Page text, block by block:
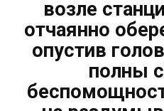
возле
отчаянно
опустив
полны